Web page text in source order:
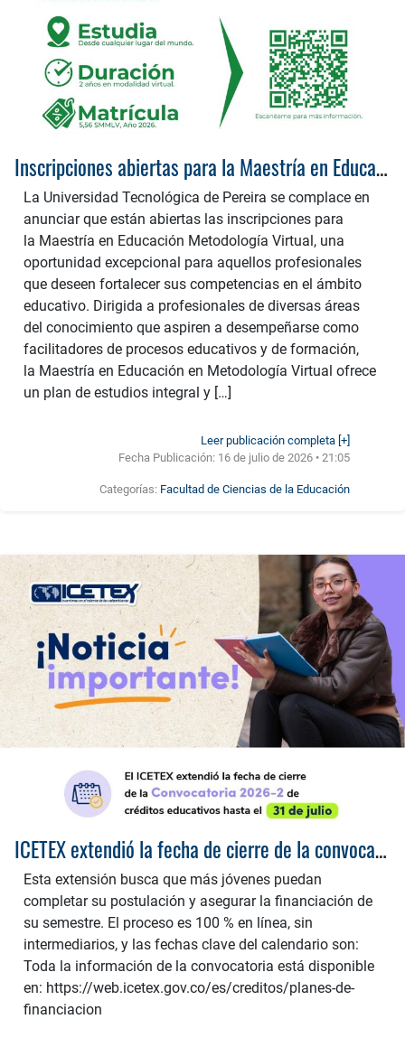
Inscripciones abiertas para la Maestría en Educación Metodología Virtual en la UTP – Inicio de clases 2026-2
La Universidad Tecnológica de Pereira se complace en
anunciar que están abiertas las inscripciones para
la Maestría en Educación Metodología Virtual, una
oportunidad excepcional para aquellos profesionales
que deseen fortalecer sus competencias en el ámbito
educativo. Dirigida a profesionales de diversas áreas
del conocimiento que aspiren a desempeñarse como
facilitadores de procesos educativos y de formación,
la Maestría en Educación en Metodología Virtual ofrece
un plan de estudios integral y […]
Leer publicación completa [+]
Fecha Publicación: 16 de julio de 2026 • 21:05
Categorías: Facultad de Ciencias de la Educación
ICETEX extendió la fecha de cierre de la convocatoria 2026-2 de créditos educativos hasta el 31 de Julio
Esta extensión busca que más jóvenes puedan
completar su postulación y asegurar la financiación de
su semestre. El proceso es 100 % en línea, sin
intermediarios, y las fechas clave del calendario son:
Toda la información de la convocatoria está disponible
en: https://web.icetex.gov.co/es/creditos/planes-de-
financiacion